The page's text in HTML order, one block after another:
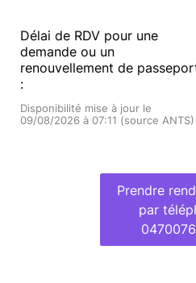
Délai de RDV pour une
demande ou un
renouvellement de
:
Disponibilité mise à jour le
09/08/2026 à 07:11 (source ANTS)
Prendre
par